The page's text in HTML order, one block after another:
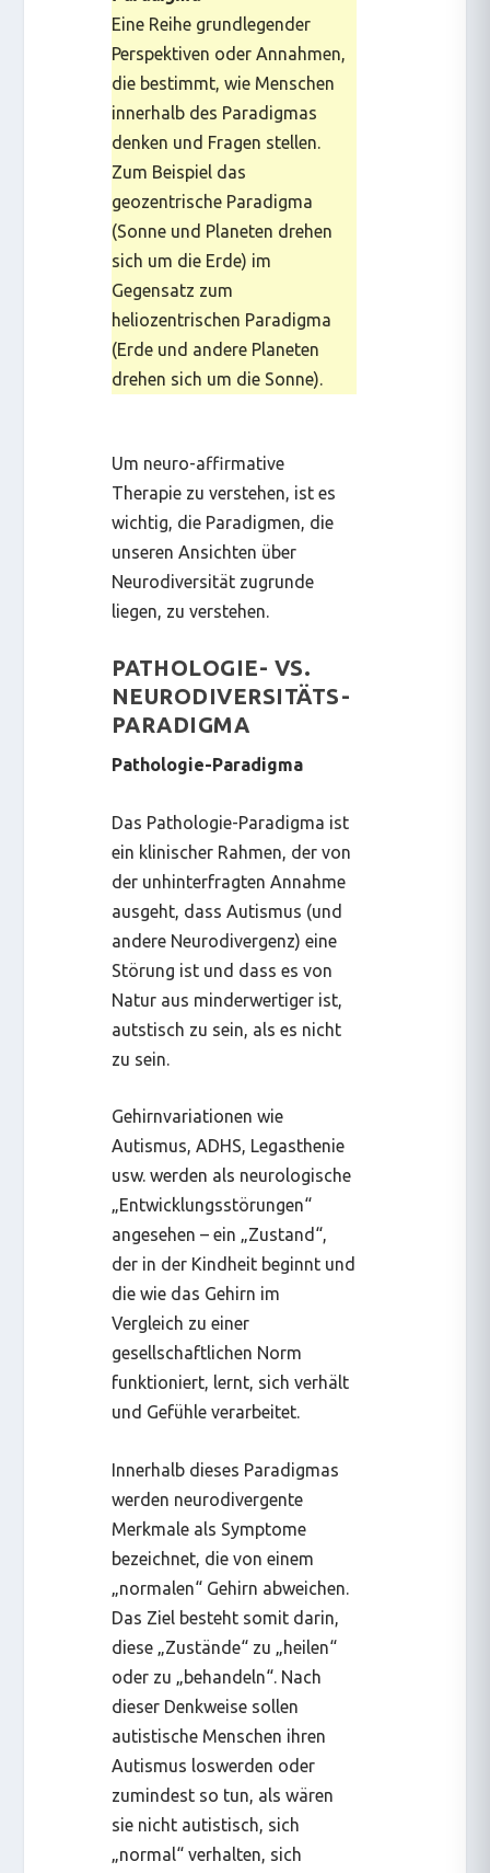
Eine Reihe grundlegender
Perspektiven oder Annahmen,
die bestimmt, wie Menschen
innerhalb des Paradigmas
denken und Fragen stellen.
Zum Beispiel das
geozentrische Paradigma
(Sonne und Planeten drehen
sich um die Erde) im
Gegensatz zum
heliozentrischen Paradigma
(Erde und andere Planeten
drehen sich um die Sonne).
Um neuro-affirmative
Therapie zu verstehen, ist es
wichtig, die Paradigmen, die
unseren Ansichten über
Neurodiversität zugrunde
liegen, zu verstehen.
PATHOLOGIE- VS.
NEURODIVERSITÄTS-
PARADIGMA
Pathologie-Paradigma
Das Pathologie-Paradigma ist
ein klinischer Rahmen, der von
der unhinterfragten Annahme
ausgeht, dass Autismus (und
andere Neurodivergenz) eine
Störung ist und dass es von
Natur aus minderwertiger ist,
autstisch zu sein, als es nicht
zu sein.
Gehirnvariationen wie
Autismus, ADHS, Legasthenie
usw. werden als neurologische
„Entwicklungsstörungen“
angesehen – ein „Zustand“,
der in der Kindheit beginnt und
die wie das Gehirn im
Vergleich zu einer
gesellschaftlichen Norm
funktioniert, lernt, sich verhält
und Gefühle verarbeitet.
Innerhalb dieses Paradigmas
werden neurodivergente
Merkmale als Symptome
bezeichnet, die von einem
„normalen“ Gehirn abweichen.
Das Ziel besteht somit darin,
diese „Zustände“ zu „heilen“
oder zu „behandeln“. Nach
dieser Denkweise sollen
autistische Menschen ihren
Autismus loswerden oder
zumindest so tun, als wären
sie nicht autistisch, sich
„normal“ verhalten, sich